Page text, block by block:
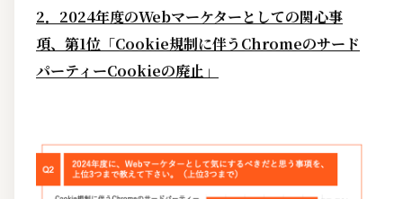
2．2024年度のWebマーケターとしての関心事
項、第1位「Cookie規制に伴うChromeのサード
パーティーCookieの廃止」